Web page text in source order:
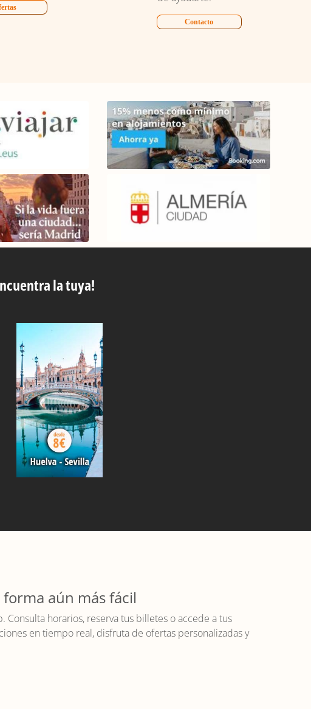
Contacto
la tuya!
aún más fácil
horarios, reserva tus billetes o accede a tus
en tiempo real, disfruta de ofertas personalizadas y